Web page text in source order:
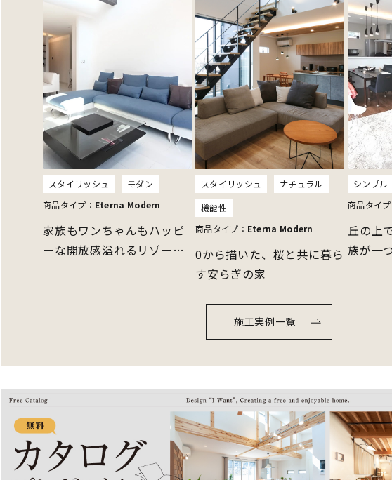
スタイリッシュ
モダン
商品タイプ： Eterna Modern
家族もワンちゃんもハッピ
ーな開放感溢れるリゾート
スタイリッシュ
ナチュラル
機能性
商品タイプ： Eterna Modern
0から描いた、桜と共に暮ら
す安らぎの家
シンプル
商品タイプ
丘の上
族が一
施工実例一覧